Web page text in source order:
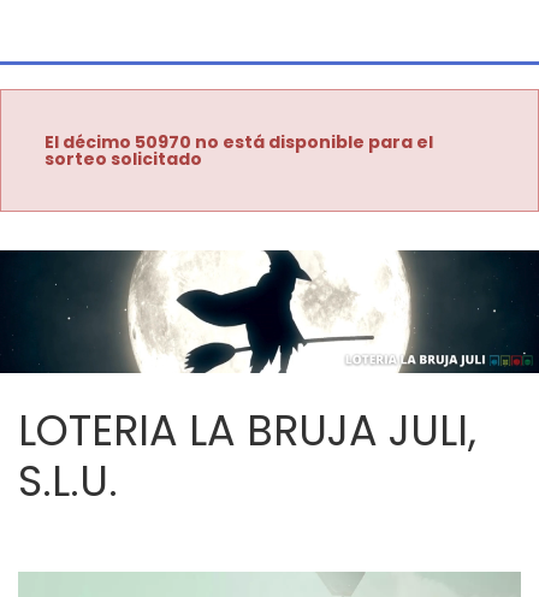
El décimo 50970 no está disponible para el
sorteo solicitado
LOTERIA LA BRUJA JULI,
S.L.U.